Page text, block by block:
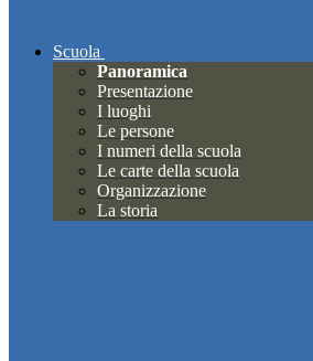
Scuola
Panoramica
Presentazione
I luoghi
Le persone
I numeri della scuola
Le carte della scuola
Organizzazione
La storia